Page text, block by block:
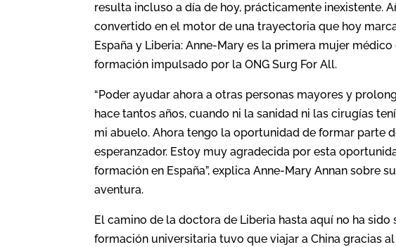
resulta incluso a día de hoy, prácticamente inexistente.
convertido en el motor de una trayectoria que hoy
España y Liberia: Anne-Mary es la primera mujer
formación impulsado por la ONG Surg For All.
“Poder ayudar ahora a otras personas mayores y
hace tantos años, cuando ni la sanidad ni las cirugías
mi abuelo. Ahora tengo la oportunidad de formar parte
esperanzador. Estoy muy agradecida por esta
formación en España”, explica Anne-Mary Annan sobre
aventura.
El camino de la doctora de Liberia hasta aquí no ha
formación universitaria tuvo que viajar a China gracias